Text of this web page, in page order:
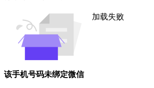
加载失败
该手机号码未绑定微信